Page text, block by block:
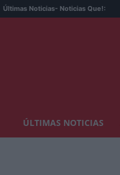
Últimas Noticias- Noticias Que!:
ÚLTIMAS NOTICIAS